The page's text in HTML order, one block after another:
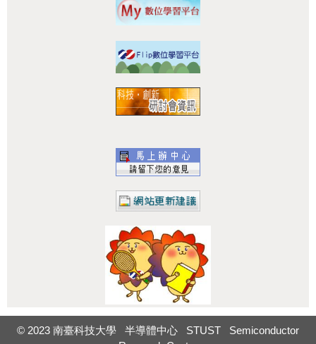
© 2023 南臺科技大學 半導體中心 STUST Semiconductor